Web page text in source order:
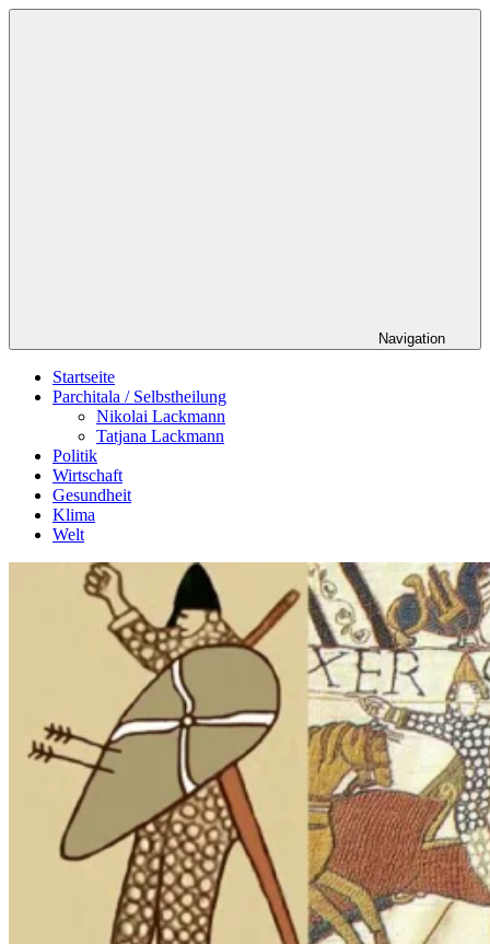
Zum
Navigation
Startseite
Parchitala / Selbstheilung
Nikolai Lackmann
Tatjana Lackmann
Politik
Wirtschaft
Gesundheit
Klima
Welt